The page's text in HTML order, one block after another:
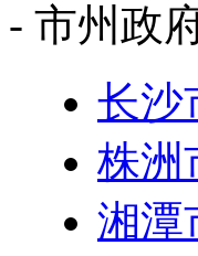
- 市州政
长沙
株洲
湘潭